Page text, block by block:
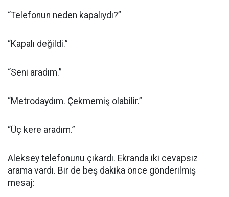
“Telefonun neden kapalıydı?”
“Kapalı değildi.”
“Seni aradım.”
“Metrodaydım. Çekmemiş olabilir.”
“Üç kere aradım.”
Aleksey telefonunu çıkardı. Ekranda iki cevapsız
arama vardı. Bir de beş dakika önce gönderilmiş
mesaj: